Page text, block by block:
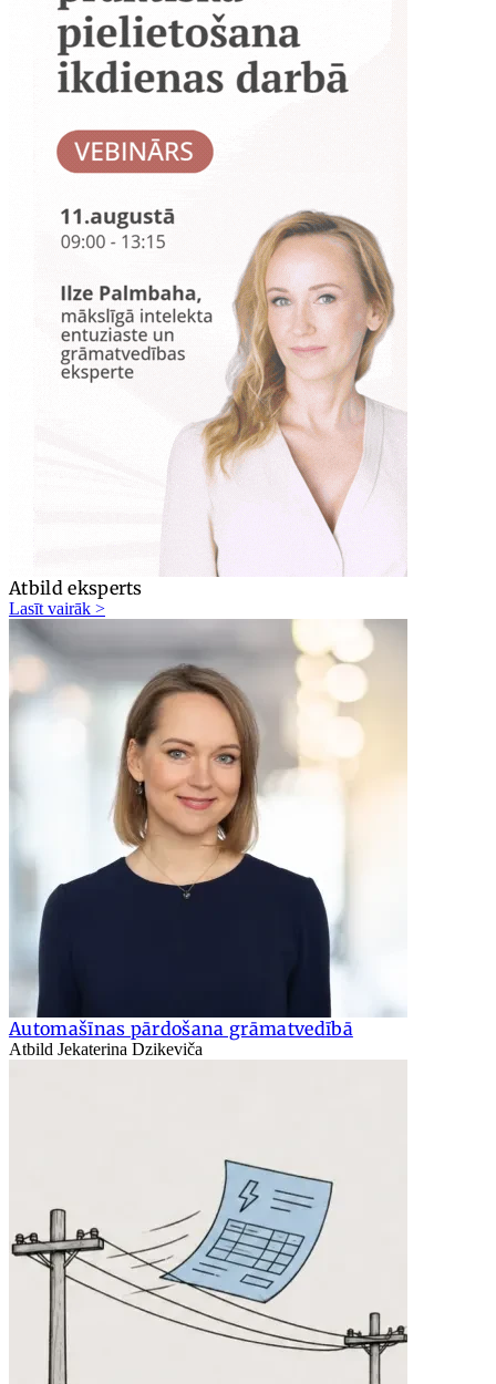
Atbild eksperts
Lasīt vairāk >
Automašīnas pārdošana grāmatvedībā
Atbild Jekaterina Dzikeviča